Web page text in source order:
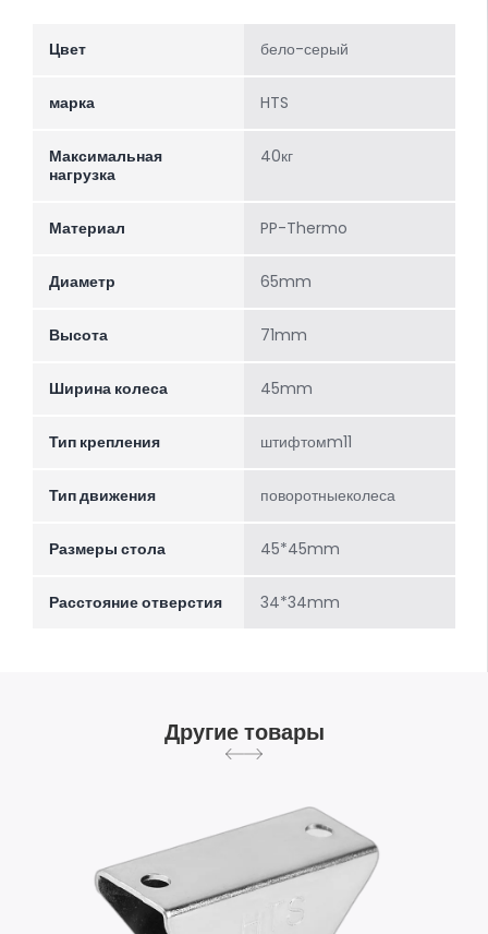
Цвет бело-серый
марка HTS
Максимальная
нагрузка
40кг
Материал PP-Thermo
Диаметр 65mm
Высота 71mm
Ширина колеса 45mm
Тип крепления штифтомm11
Тип движения поворотныеколеса
Размеры стола 45*45mm
Расстояние отверстия 34*34mm
Другие товары